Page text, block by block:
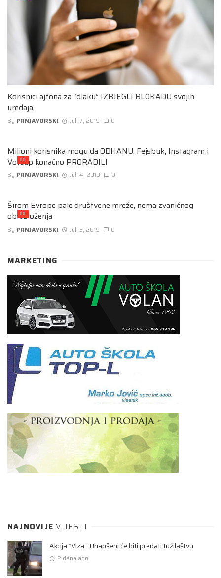
Korisnici ajfona za “dlaku” IZBJEGLI BLOKADU svojih
uređaja
By PRNJAVORSKI Juli 7, 2019 0
Milioni korisnika mogu da ODHANU: Fejsbuk, Instagram i
Votsap konačno PRORADILI
By PRNJAVORSKI Juli 4, 2019 0
IT
Širom Evrope pale društvene mreže, nema zvaničnog
obrazloženja
By PRNJAVORSKI Juli 3, 2019 0
IT
MARKETING
NAJNOVIJEVIJESTI
Akcija “Viza”: Uhapšeni će biti predati tužilaštvu
2 dana ago